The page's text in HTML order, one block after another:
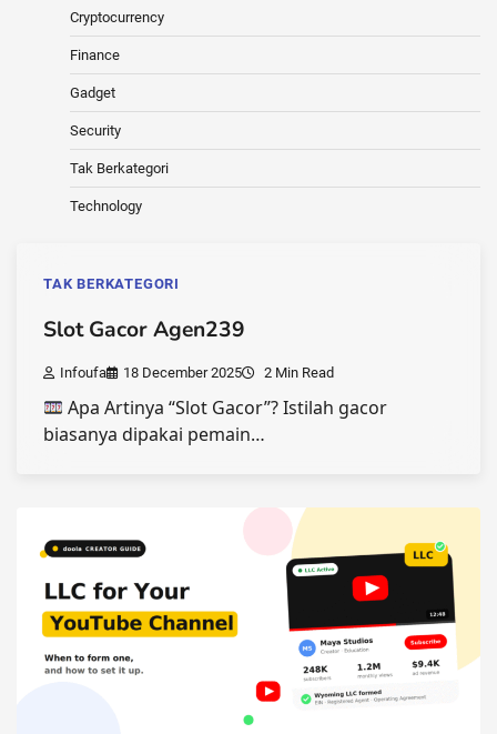
Cryptocurrency
Finance
Gadget
Security
Tak Berkategori
Technology
TAK BERKATEGORI
Slot Gacor Agen239
Infoufa 18 December 2025 2 Min Read
Apa Artinya “Slot Gacor”? Istilah gacor
biasanya dipakai pemain…